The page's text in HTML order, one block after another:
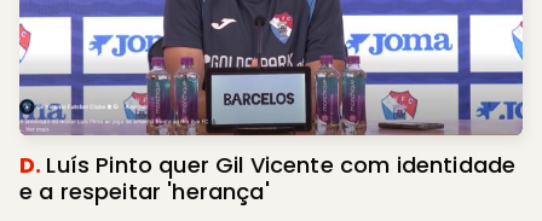
D. Luís Pinto quer Gil Vicente com identidade
e a respeitar 'herança'